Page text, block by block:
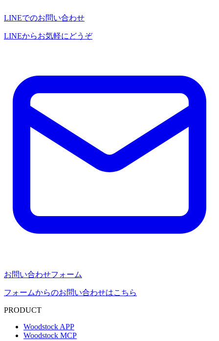
LINEでのお問い合わせ
LINEからお気軽にどうぞ
お問い合わせフォーム
フォームからのお問い合わせはこちら
PRODUCT
Woodstock APP
Woodstock MCP